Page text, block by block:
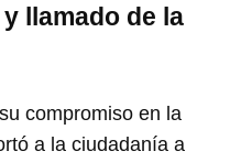
llamado de la
compromiso en la
a la ciudadanía a